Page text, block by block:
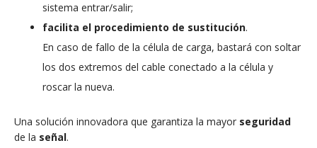
sistema entrar/salir;
facilita el procedimiento de sustitución.
En caso de fallo de la célula de carga, bastará con soltar
los dos extremos del cable conectado a la célula y
roscar la nueva.
Una solución innovadora que garantiza la mayor seguridad
de la señal.